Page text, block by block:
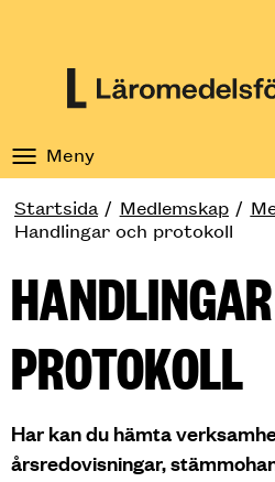
Meny
Startsida Medlemskap
Handlingar och protokoll
PROTOKOLL
Har kan du hämta
årsredovisningar,